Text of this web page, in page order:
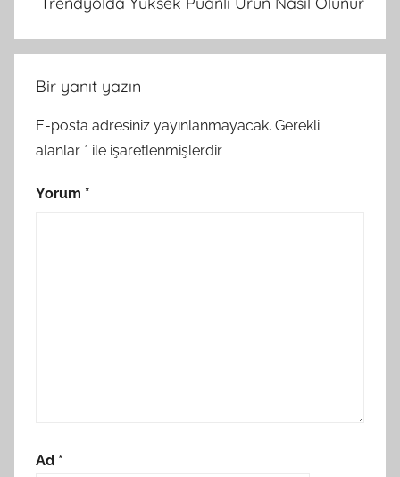
Bir yanıt yazın
E-posta adresiniz yayınlanmayacak. Gerekli
alanlar * ile işaretlenmişlerdir
Yorum *
Ad *